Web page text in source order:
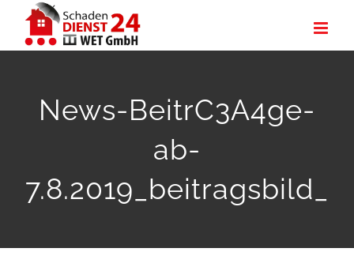
Inhalt
News-BeitrC3A4ge-
ab-
7.8.2019_beitragsbild_